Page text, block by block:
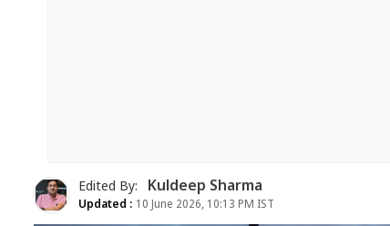
Edited By: Kuldeep Sharma
Updated : 10 June 2026, 10:13 PM IST